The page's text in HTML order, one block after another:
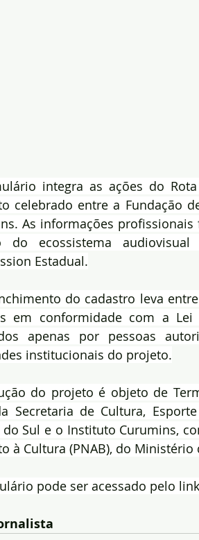
integra as ações do
celebrado entre a Fundação
As informações
do ecossistema
Estadual.
do cadastro leva
em conformidade com a Lei
apenas por pessoas
institucionais do projeto.
do projeto é objeto de
Secretaria de Cultura,
do Sul e o Instituto Curumins,
à Cultura (PNAB), do
pode ser acessado pelo